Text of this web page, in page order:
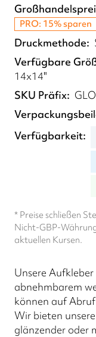
PRO: 15% sparen
Druckmethode
Verfügbare
14x14"
SKU Präfix
Verfügbarkeit
* Preise schließen
Nicht-GBP-
aktuellen Kursen.
Unsere
abnehmbarem
können auf
Wir bieten
glänzender oder